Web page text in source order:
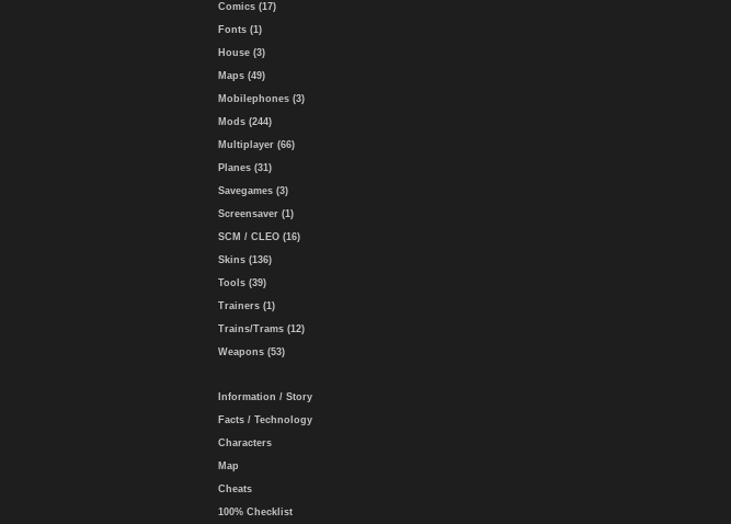
Comics (17)
Fonts (1)
House (3)
Maps (49)
Mobilephones (3)
Mods (244)
Multiplayer (66)
Planes (31)
Savegames (3)
Screensaver (1)
SCM / CLEO (16)
Skins (136)
Tools (39)
Trainers (1)
Trains/Trams (12)
Weapons (53)
Information / Story
Facts / Technology
Characters
Map
Cheats
100% Checklist